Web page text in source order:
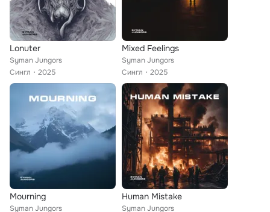
Lonuter
Syman Jungors
Сингл
2025
Mixed Feelings
Syman Jungors
Сингл
2025
Mourning
Syman Jungors
Human Mistake
Syman Jungors